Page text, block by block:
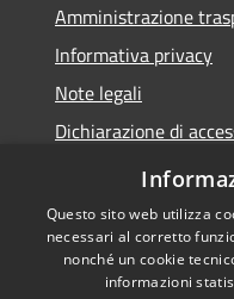
Amministrazione
Informativa privacy
Note legali
Dichiarazione di
Meccanismo di
Questo sito web utilizza
necessari al corretto
nonché un cookie
informazioni